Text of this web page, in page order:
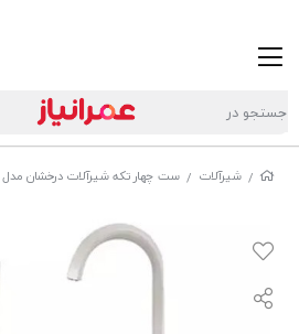
/ شیرآلات / ست چهار تکه شیرآلات درخشان